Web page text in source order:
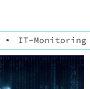
IT-Monitoring